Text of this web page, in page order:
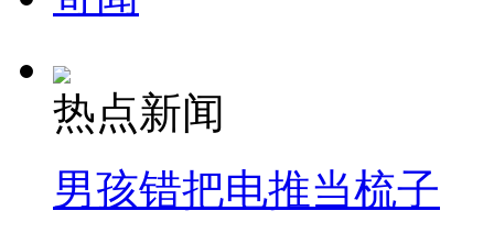
热点新闻
男孩错把电推当梳子